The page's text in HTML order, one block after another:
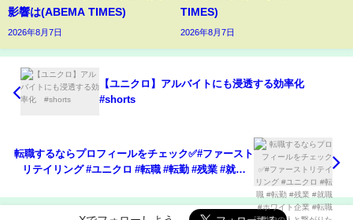
影響は(ABEMA TIMES)
2026年8月7日
TIMES)
2026年8月7日
【ユニクロ】アルバイトにも浸透する効率化
#shorts
転職するならプロフィールをチェック✅#ファースト
リテイリング #ユニクロ #転職 #転勤 #残業 #就職 #